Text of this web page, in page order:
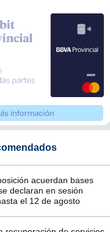
acuerdan bases
declaran en sesión
el 12 de agosto